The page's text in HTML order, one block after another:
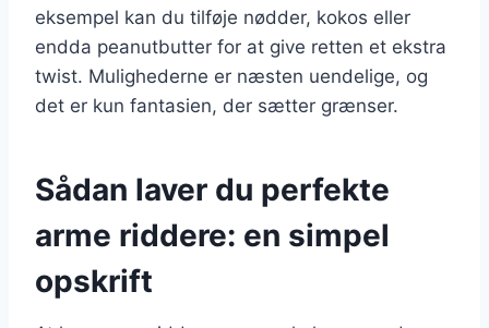
eksempel kan du tilføje nødder, kokos eller
endda peanutbutter for at give retten et ekstra
twist. Mulighederne er næsten uendelige, og
det er kun fantasien, der sætter grænser.
Sådan laver du perfekte
arme riddere: en simpel
opskrift